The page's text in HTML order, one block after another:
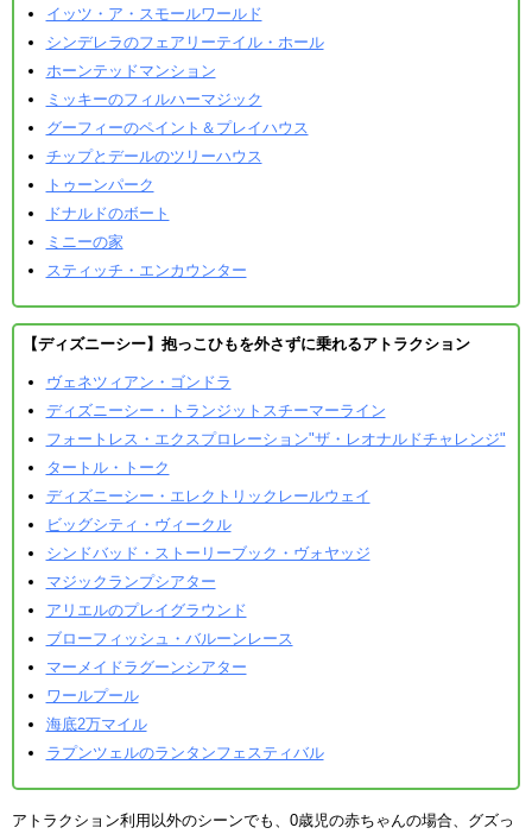
イッツ・ア・スモールワールド
シンデレラのフェアリーテイル・ホール
ホーンテッドマンション
ミッキーのフィルハーマジック
グーフィーのペイント＆プレイハウス
チップとデールのツリーハウス
トゥーンパーク
ドナルドのボート
ミニーの家
スティッチ・エンカウンター
【ディズニーシー】抱っこひもを外さずに乗れるアトラクション
ヴェネツィアン・ゴンドラ
ディズニーシー・トランジットスチーマーライン
フォートレス・エクスプロレーション"ザ・レオナルドチャレンジ"
タートル・トーク
ディズニーシー・エレクトリックレールウェイ
ビッグシティ・ヴィークル
シンドバッド・ストーリーブック・ヴォヤッジ
マジックランプシアター
アリエルのプレイグラウンド
ブローフィッシュ・バルーンレース
マーメイドラグーンシアター
ワールプール
海底2万マイル
ラプンツェルのランタンフェスティバル
アトラクション利用以外のシーンでも、0歳児の赤ちゃんの場合、グズっ